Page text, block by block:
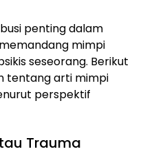
penting dalam
mimpi
seseorang. Berikut
tentang arti mimpi
perspektif
Trauma